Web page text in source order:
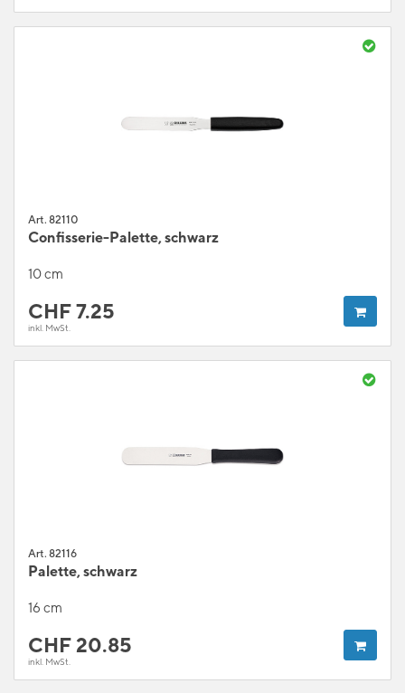
Art. 82110
Confisserie-Palette, schwarz
10 cm
CHF7.25
inkl. MwSt.
Art. 82116
Palette, schwarz
16 cm
CHF 20.85
inkl. MwSt.